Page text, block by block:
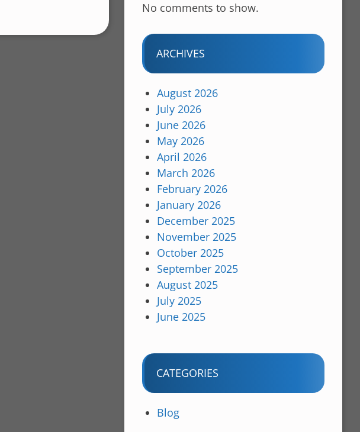
No comments to show.
ARCHIVES
August 2026
July 2026
June 2026
May 2026
April 2026
March 2026
February 2026
January 2026
December 2025
November 2025
October 2025
September 2025
August 2025
July 2025
June 2025
CATEGORIES
Blog